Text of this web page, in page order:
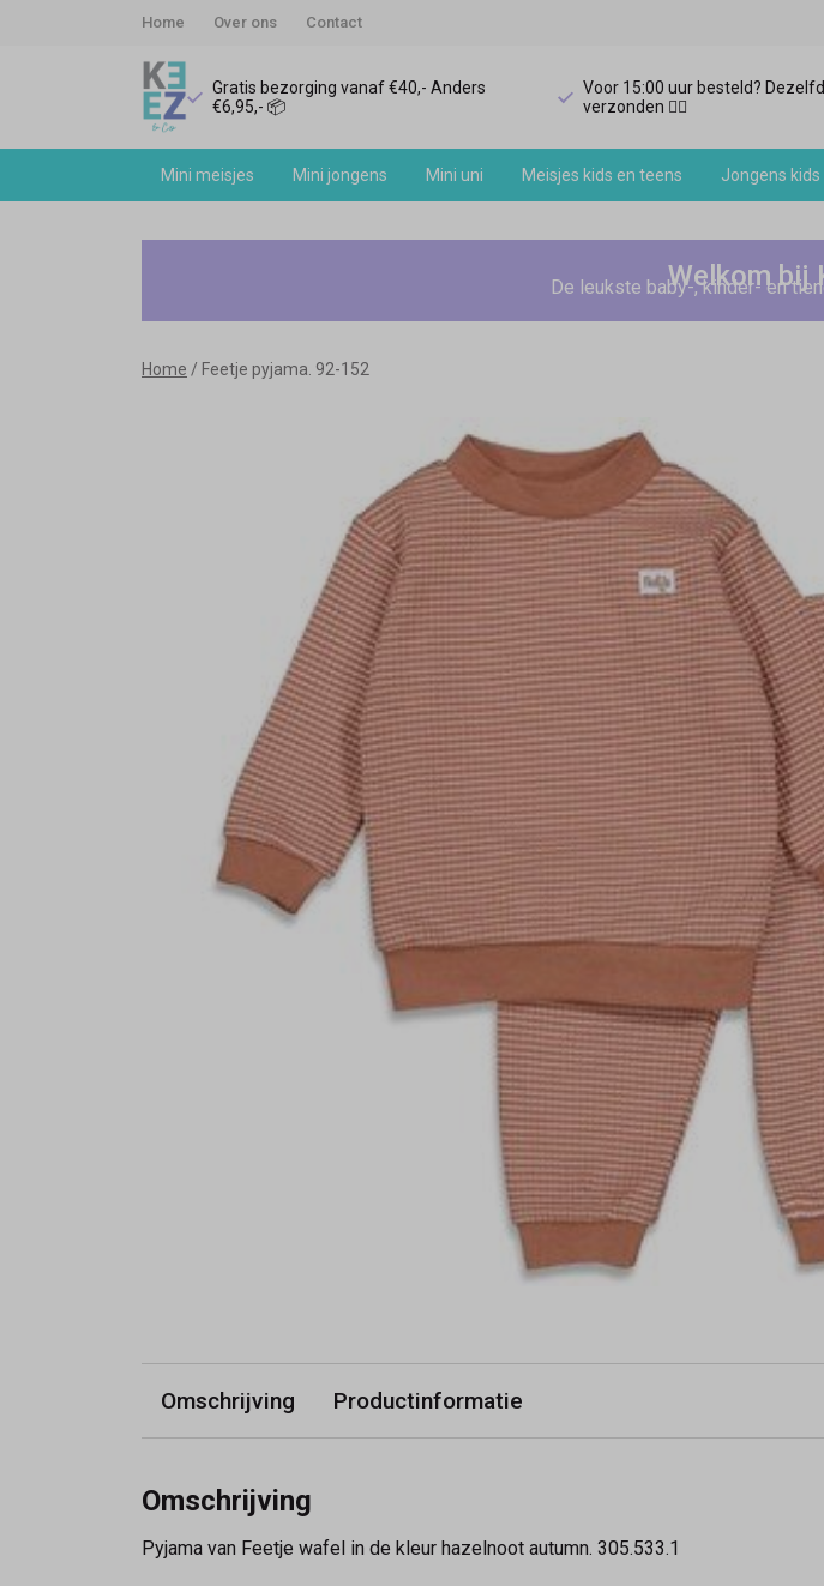
Home Over ons Contact
Gratis bezorging vanaf €40,- Anders
€6,95,- 📦
Voor 15:00 uur besteld?
verzonden 🏃‍♀️
Mini meisjes Mini jongens Mini uni Meisjes kids en teens Jongens
Feetje
Welkom bij
De leukste baby-, kinder- en
Home Feetje pyjama. 92-152
Omschrijving Productinformatie
Omschrijving
Pyjama van Feetje wafel in de kleur hazelnoot autumn. 305.533.1